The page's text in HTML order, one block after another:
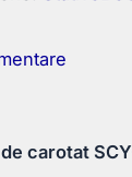
carotat